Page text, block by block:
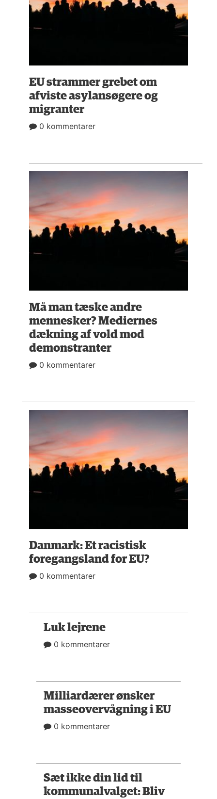
NAVNE
EU strammer grebet om
afviste asylansøgere og
migranter
0 kommentarer
Må man tæske andre
mennesker? Mediernes
dækning af vold mod
demonstranter
0 kommentarer
Danmark: Et racistisk
foregangsland for EU?
0 kommentarer
Luk lejrene
0 kommentarer
Milliardærer ønsker
masseovervågning i EU
0 kommentarer
Sæt ikke din lid til
kommunalvalget: Bliv